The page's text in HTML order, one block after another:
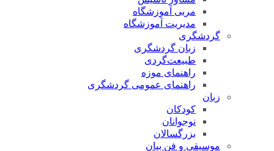
مربی آموزشگاه
مدیریت آموزشگاه
گردشگری
زبان گردشگری
طبیعت‌گردی
راهنمای موزه
راهنمای عمومی گردشگری
زبان
کودکان
نوجوانان
بزرگسالان
موسیقی و فن بیان